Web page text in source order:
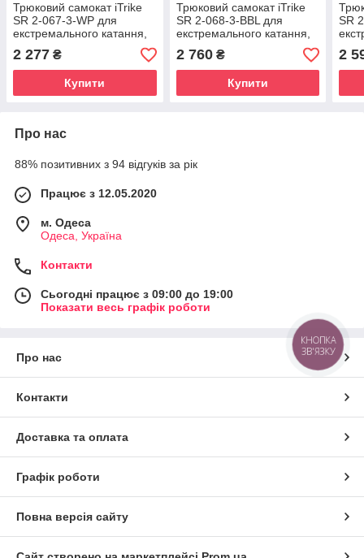
Трюковий самокат iTrike
SR 2-067-3-WP для
екстремального катання,
кермо 86 см, 3 кольори
2 277 ₴
Купити
Трюковий самокат iTrike
SR 2-068-3-BBL для
екстремального катання,
кермо 89 см
2 760₴
Купити
SR
2
Про нас
88% позитивних з 94 відгуків за рік
Працює з 12.05.2020
м. Одеса
Одеса, Україна
Контакти
Сьогодні працює з 09:00 до 19:00
Показати весь графік роботи
Про нас
Контакти
Доставка та оплата
Графік роботи
Повна версія сайту
КНОПКА
ЗВ'ЯЗКУ